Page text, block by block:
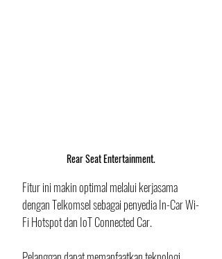
Rear Seat Entertainment.
Fitur ini makin optimal melalui kerjasama
dengan Telkomsel sebagai penyedia In-Car Wi-
Fi Hotspot dan IoT Connected Car.